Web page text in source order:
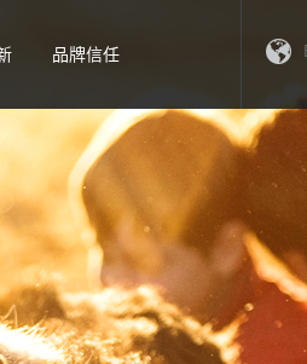
品牌信任